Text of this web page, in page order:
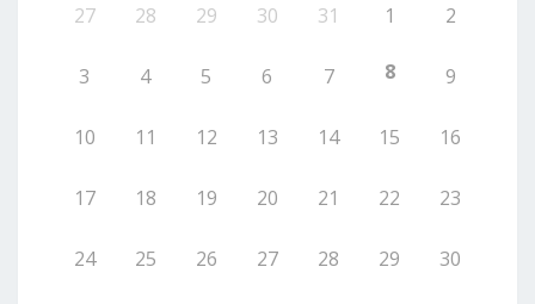
27 28 29 30 31 1 2
3 4 5 6 7 8 9
10 11 12 13 14 15 16
17 18 19 20 21 22 23
24 25 26 27 28 29 30